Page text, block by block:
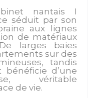
nantais I
séduit par son
aux lignes
de matériaux
larges baies
sur des
tandis
d’une
véritable
de vie.